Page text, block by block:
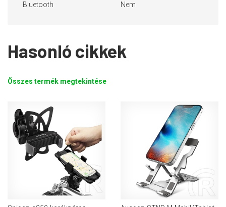
Bluetooth Nem
Hasonló cikkek
Összes termék megtekintése